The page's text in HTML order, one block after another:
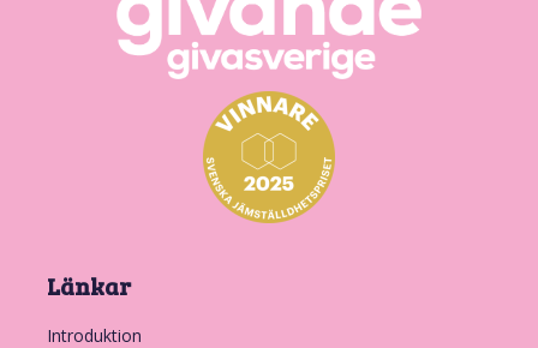
Länkar
Introduktion